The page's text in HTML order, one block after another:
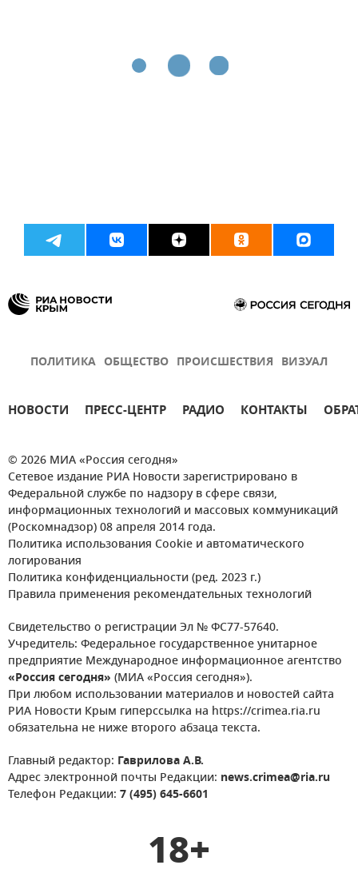
ПОЛИТИКА ОБЩЕСТВО ПРОИСШЕСТВИЯ ВИЗУАЛ
НОВОСТИ ПРЕСС-ЦЕНТР РАДИО КОНТАКТЫ
© 2026 МИА «Россия сегодня»
Сетевое издание РИА Новости зарегистрировано в
Федеральной службе по надзору в сфере связи,
информационных технологий и массовых коммуникаций
(Роскомнадзор) 08 апреля 2014 года.
Политика использования Cookie и автоматического
логирования
Политика конфиденциальности (ред. 2023 г.)
Правила применения рекомендательных технологий
Свидетельство о регистрации Эл № ФС77-57640.
Учредитель: Федеральное государственное унитарное
предприятие Международное информационное агентство
«Россия сегодня» (МИА «Россия сегодня»).
При любом использовании материалов и новостей сайта
РИА Новости Крым гиперссылка на https://crimea.ria.ru
обязательна не ниже второго абзаца текста.
Главный редактор: Гаврилова А.В.
Адрес электронной почты Редакции: news.crimea@ria.ru
Телефон Редакции: 7 (495) 645-6601
18+